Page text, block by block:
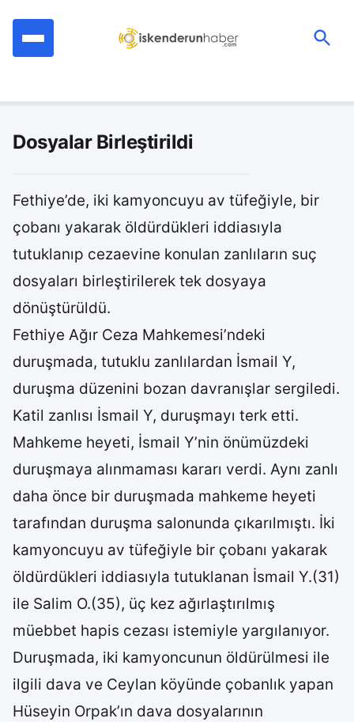
Dosyalar Birleştirildi
Fethiye’de, iki kamyoncuyu av tüfeğiyle, bir
çobanı yakarak öldürdükleri iddiasıyla
tutuklanıp cezaevine konulan zanlıların suç
dosyaları birleştirilerek tek dosyaya
dönüştürüldü.
Fethiye Ağır Ceza Mahkemesi’ndeki
duruşmada, tutuklu zanlılardan İsmail Y,
duruşma düzenini bozan davranışlar sergiledi.
Katil zanlısı İsmail Y, duruşmayı terk etti.
Mahkeme heyeti, İsmail Y’nin önümüzdeki
duruşmaya alınmaması kararı verdi. Aynı zanlı
daha önce bir duruşmada mahkeme heyeti
tarafından duruşma salonunda çıkarılmıştı. İki
kamyoncuyu av tüfeğiyle bir çobanı yakarak
öldürdükleri iddiasıyla tutuklanan İsmail Y.(31)
ile Salim O.(35), üç kez ağırlaştırılmış
müebbet hapis cezası istemiyle yargılanıyor.
Duruşmada, iki kamyoncunun öldürülmesi ile
ilgili dava ve Ceylan köyünde çobanlık yapan
Hüseyin Orpak’ın dava dosyalarının